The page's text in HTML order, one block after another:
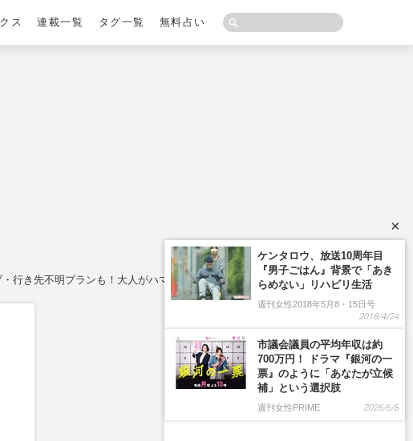
ス 連載一覧 タグ一覧 無料占い
行き先不明プランも！大人がハマる「ディープな非日常」
×